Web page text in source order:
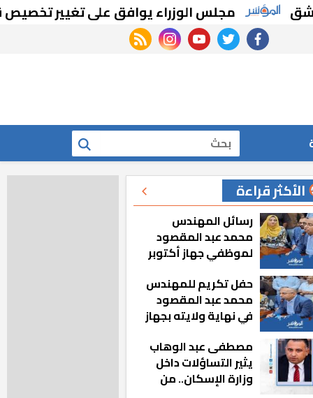
مجلس الوزراء يوافق على تغيير تخصيص قطع
facebook
twitter
youtube
instagram
rss feed
بحث
الأكثر قراءة
رسائل المهندس
محمد عبد المقصود
لموظفي جهاز أكتوبر
مشيت والمدينة
رجعت للخلف»
حفل تكريم للمهندس
محمد عبد المقصود
في نهاية ولايته بجهاز
مصطفى عبد الوهاب
يثير التساؤلات داخل
وزارة الإسكان.. من